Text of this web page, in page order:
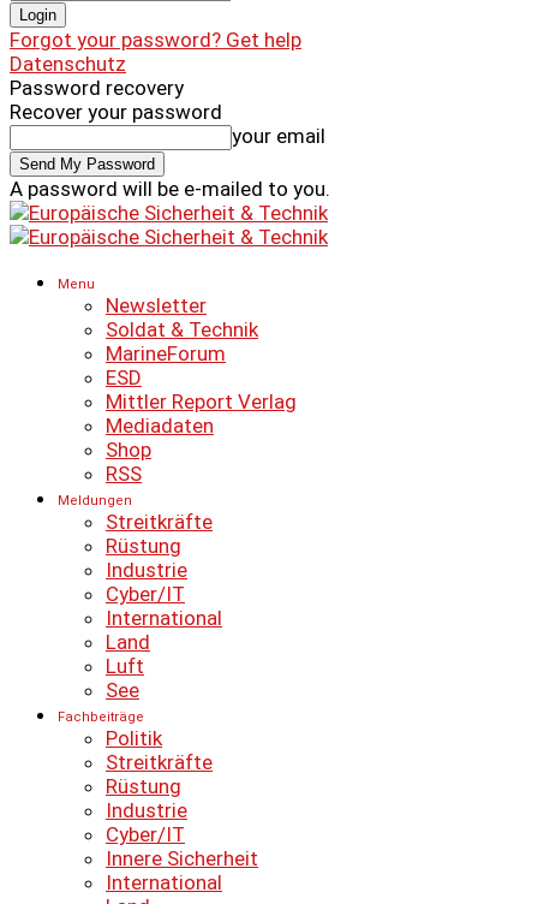
Forgot your password? Get help
Datenschutz
Password recovery
Recover your password
your email
A password will be e-mailed to you.
Menu
Newsletter
Soldat & Technik
MarineForum
ESD
Mittler Report Verlag
Mediadaten
Shop
RSS
Meldungen
Streitkräfte
Rüstung
Industrie
Cyber/IT
International
Land
Luft
See
Fachbeiträge
Politik
Streitkräfte
Rüstung
Industrie
Cyber/IT
Innere Sicherheit
International